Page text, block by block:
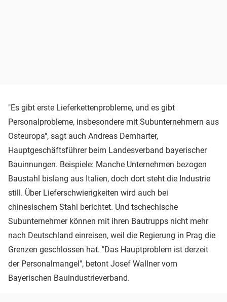
"Es gibt erste Lieferkettenprobleme, und es gibt
Personalprobleme, insbesondere mit Subunternehmern aus
Osteuropa", sagt auch Andreas Demharter,
Hauptgeschäftsführer beim Landesverband bayerischer
Bauinnungen. Beispiele: Manche Unternehmen bezogen
Baustahl bislang aus Italien, doch dort steht die Industrie
still. Über Lieferschwierigkeiten wird auch bei
chinesischem Stahl berichtet. Und tschechische
Subunternehmer können mit ihren Bautrupps nicht mehr
nach Deutschland einreisen, weil die Regierung in Prag die
Grenzen geschlossen hat. "Das Hauptproblem ist derzeit
der Personalmangel", betont Josef Wallner vom
Bayerischen Bauindustrieverband.